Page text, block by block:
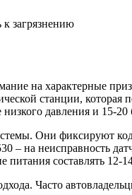
к загрязнению
на характерные
станции, которая
давления и 15-20
Они фиксируют
на неисправность
питания составлять 12-
Часто